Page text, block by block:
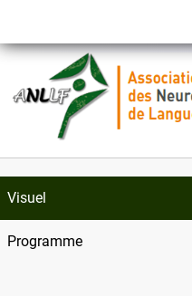
Visuel
Programme